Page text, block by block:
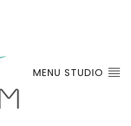
MENU STUDIO